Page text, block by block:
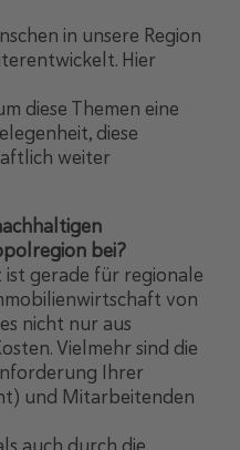
in unsere Region
Hier
diese Themen eine
diese
weiter
bei?
ist gerade für regionale
von
nicht nur aus
Vielmehr sind die
Ihrer
und Mitarbeitenden